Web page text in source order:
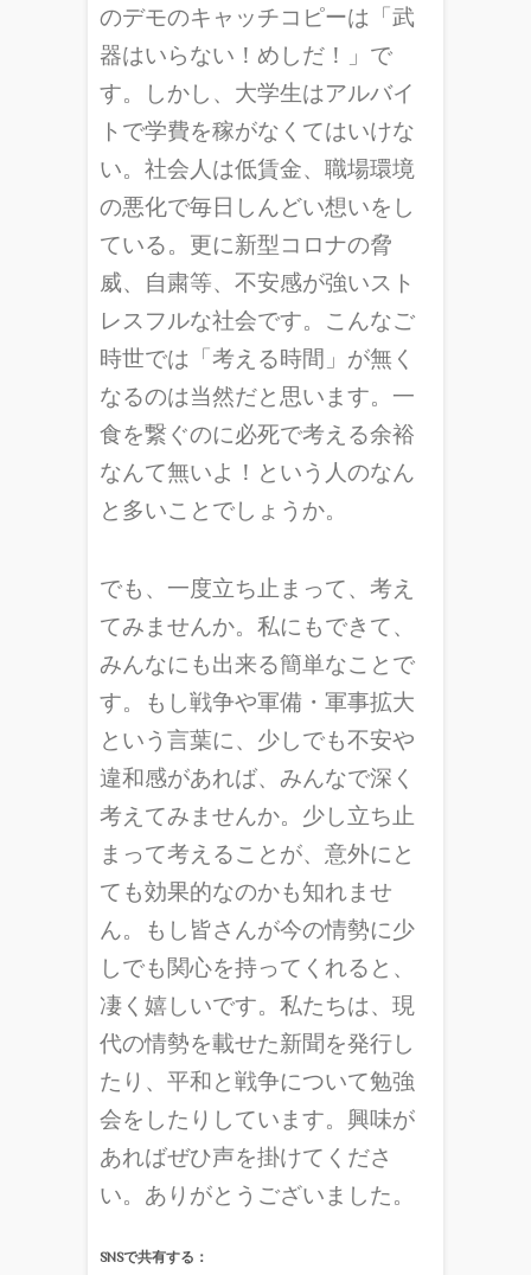
のデモのキャッチコピーは「武
器はいらない！めしだ！」で
す。しかし、大学生はアルバイ
トで学費を稼がなくてはいけな
い。社会人は低賃金、職場環境
の悪化で毎日しんどい想いをし
ている。更に新型コロナの脅
威、自粛等、不安感が強いスト
レスフルな社会です。こんなご
時世では「考える時間」が無く
なるのは当然だと思います。一
食を繋ぐのに必死で考える余裕
なんて無いよ！という人のなん
と多いことでしょうか。
でも、一度立ち止まって、考え
てみませんか。私にもできて、
みんなにも出来る簡単なことで
す。もし戦争や軍備・軍事拡大
という言葉に、少しでも不安や
違和感があれば、みんなで深く
考えてみませんか。少し立ち止
まって考えることが、意外にと
ても効果的なのかも知れませ
ん。もし皆さんが今の情勢に少
しでも関心を持ってくれると、
凄く嬉しいです。私たちは、現
代の情勢を載せた新聞を発行し
たり、平和と戦争について勉強
会をしたりしています。興味が
あればぜひ声を掛けてくださ
い。ありがとうございました。
SNSで共有する：